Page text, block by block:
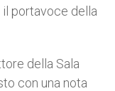
il portavoce della
della Sala
con una nota